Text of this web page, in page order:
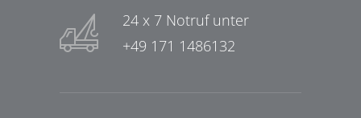
24 x 7 Notruf unter
+49 171 1486132